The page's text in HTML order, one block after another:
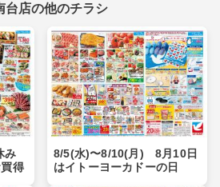
台店の他のチラシ
み
得
8/5(水)〜8/10(月) 8月10日
はイトーヨーカドーの日